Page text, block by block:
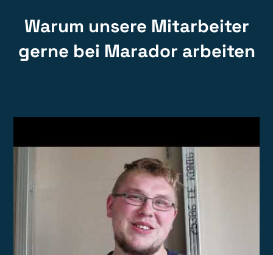
Warum unsere Mitarbeiter
gerne bei Marador arbeiten